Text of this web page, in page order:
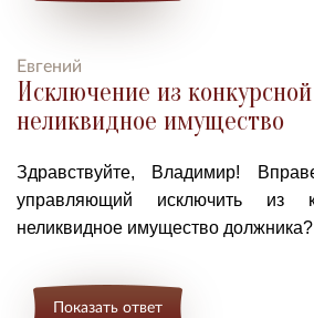
Евгений
Исключение из
неликвидное имущество
Здравствуйте, Владимир!
управляющий исключить из
неликвидное имущество
Показать ответ